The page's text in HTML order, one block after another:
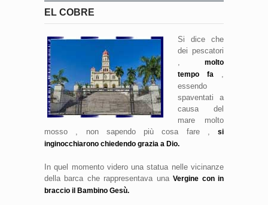
EL COBRE
Si dice che
dei pescatori
molto
tempo fa
essendo
spaventati a
causa del
mare molto
mosso , non sapendo più cosa fare , si
inginocchiarono chiedendo grazia a Dio.
In quel momento videro una statua nelle vicinanze
della barca che rappresentava unaVergine con in
braccio il Bambino Gesù.